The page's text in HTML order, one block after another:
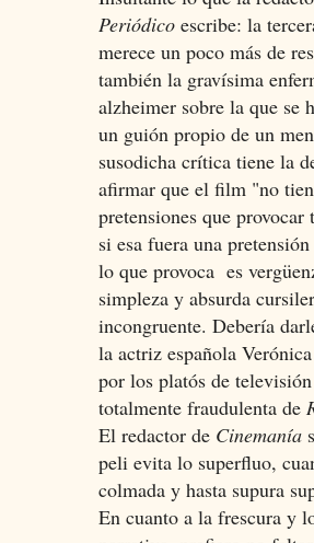
Periódicoescribe: la
merece un poco más de
también la gravísima
alzheimer sobre la que se
un guión propio de un
susodicha crítica tiene la
afirmar que el film "no
pretensiones que
si esa fuera una
lo que provoca es
simpleza y absurda
incongruente. Debería
la actriz española
por los platós de
totalmente fraudulenta de
El redactor de Cinemanía
peli evita lo superfluo,
colmada y hasta supura
En cuanto a la frescura y